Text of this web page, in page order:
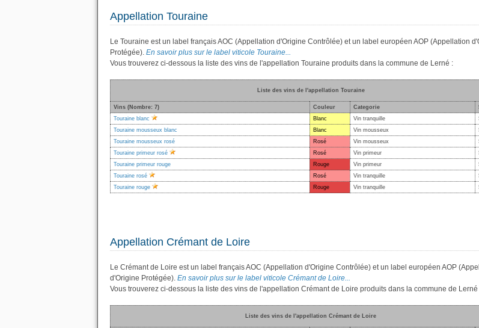
Appellation Touraine
Le Touraine est un label français AOC (Appellation d'Origine Contrôlée) et un label européen AOP (Appellation
Protégée). En savoir plus sur le label viticole Touraine...
Vous trouverez ci-dessous la liste des vins de l'appellation Touraine produits dans la commune de Lerné :
Liste des vins de l'appellation Touraine
Vins (Nombre: 7) Couleur Categorie
Touraine blanc
Blanc Vin tranquille
Touraine mousseux blanc
Blanc Vin mousseux
Touraine mousseux rosé
Rosé Vin mousseux
Touraine primeur rosé
Rosé Vin primeur
Touraine primeur rouge
Rouge Vin primeur
Touraine rosé
Rosé Vin tranquille
Touraine rouge
Rouge Vin tranquille
Appellation Crémant de Loire
Le Crémant de Loire est un label français AOC (Appellation d'Origine Contrôlée) et un label européen AOP
d'Origine Protégée). En savoir plus sur le label viticole Crémant de Loire...
Vous trouverez ci-dessous la liste des vins de l'appellation Crémant de Loire produits dans la commune de Lerné
Liste des vins de l'appellation Crémant de Loire